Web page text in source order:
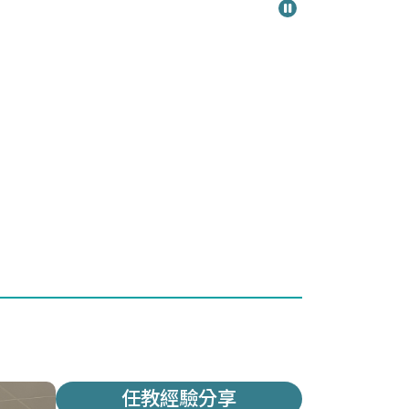
任教經驗分享